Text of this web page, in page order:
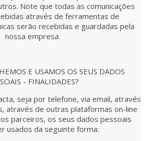
Note que todas as comunicações
através de ferramentas de
serão recebidas e guardadas pela
nossa empresa.
E USAMOS OS SEUS DADOS
- FINALIDADES?
seja por telefone, via email, através
através de outras plataformas on-line
parceiros, os seus dados pessoais
usados da seguinte forma: